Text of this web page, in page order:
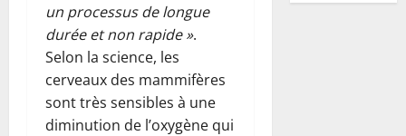
un processus de longue
durée et non rapide ».
Selon la science, les
cerveaux des mammifères
sont très sensibles à une
diminution de l’oxygène qui